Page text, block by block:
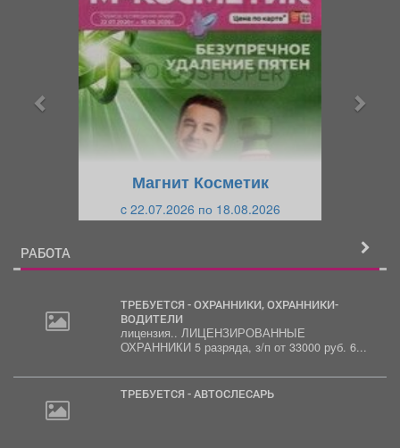
Магнит Косметик
c 22.07.2026 по 18.08.2026
РАБОТА
ТРЕБУЕТСЯ - ОХРАННИКИ, ОХРАННИКИ-
ВОДИТЕЛИ
лицензия.. ЛИЦЕНЗИРОВАННЫЕ
ОХРАННИКИ 5 разряда, з/п от 33000 руб. 6...
ТРЕБУЕТСЯ - АВТОСЛЕСАРЬ